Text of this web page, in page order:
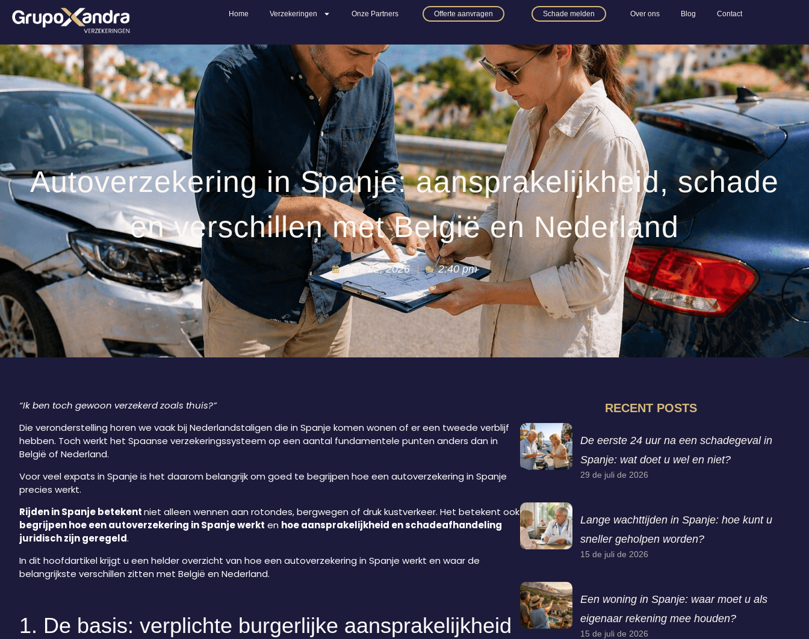
Home Verzekeringen Onze Partners Offerte aanvragen Schade melden Over ons Blog Contact
Autoverzekering in Spanje: aansprakelijkheid, schade
en verschillen met België en Nederland
april 22, 2026 2:40 pm
“Ik ben toch gewoon verzekerd zoals thuis?”
Die veronderstelling horen we vaak bij Nederlandstaligen die in Spanje komen wonen of er een tweede verblijf
hebben. Toch werkt het Spaanse verzekeringssysteem op een aantal fundamentele punten anders dan in
België of Nederland.
Voor veel expats in Spanje is het daarom belangrijk om goed te begrijpen hoe een autoverzekering in Spanje
precies werkt.
Rijden in Spanje betekentniet alleen wennen aan rotondes, bergwegen of druk kustverkeer. Het betekent ook
begrijpen hoe een autoverzekering in Spanje werkt en hoe aansprakelijkheid en schadeafhandeling
juridisch zijn geregeld.
In dit hoofdartikel krijgt u een helder overzicht van hoe een autoverzekering in Spanje werkt en waar de
belangrijkste verschillen zitten met België en Nederland.
1. De basis: verplichte burgerlijke aansprakelijkheid
RECENT POSTS
De eerste 24 uur na een schadegeval in
Spanje: wat doet u wel en niet?
29 de juli de 2026
Lange wachttijden in Spanje: hoe kunt u
sneller geholpen worden?
15 de juli de 2026
Een woning in Spanje: waar moet u als
eigenaar rekening mee houden?
15 de juli de 2026